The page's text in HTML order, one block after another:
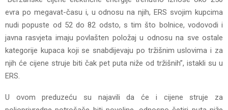
evra po megavat-času i, u odnosu na njih, ERS svojim kupcima
nudi popuste od 52 do 82 odsto, s tim što bolnice, vodovodi i
javna rasvjeta imaju povlašten položaj u odnosu na sve ostale
kategorije kupaca koji se snabdijevaju po tržišnim uslovima i za
njih će cijene struje biti čak pet puta niže od tržišnih”, istakli su u
ERS.
U ovom preduzeću su najavili da će i cijene struje za